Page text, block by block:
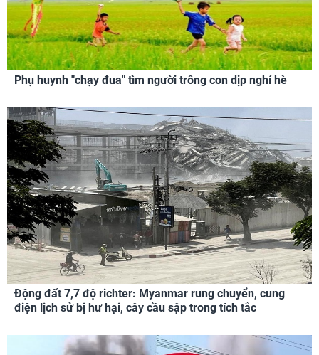
Phụ huynh "chạy đua" tìm người trông con dịp nghỉ hè
Động đất 7,7 độ richter: Myanmar rung chuyển, cung
điện lịch sử bị hư hại, cây cầu sập trong tích tắc